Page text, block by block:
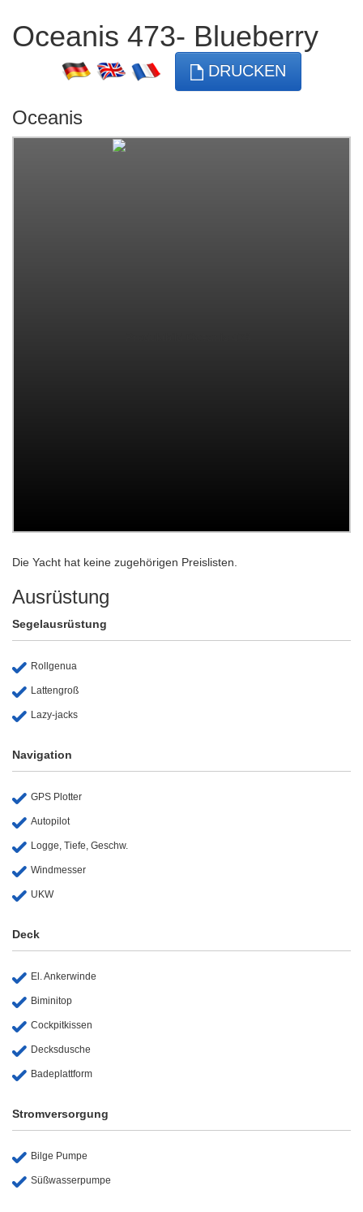
Oceanis 473- Blueberry
DRUCKEN
Oceanis
Die Yacht hat keine zugehörigen Preislisten.
Ausrüstung
Segelausrüstung
Rollgenua
Lattengroß
Lazy-jacks
Navigation
GPS Plotter
Autopilot
Logge, Tiefe, Geschw.
Windmesser
UKW
Deck
El. Ankerwinde
Biminitop
Cockpitkissen
Decksdusche
Badeplattform
Stromversorgung
Bilge Pumpe
Süßwasserpumpe